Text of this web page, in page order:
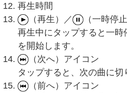
再生時間
（再生）／
（一時停
再生中にタップすると一
を開始します。
（次へ）アイコン
タップすると、次の曲に切
（前へ）アイコン